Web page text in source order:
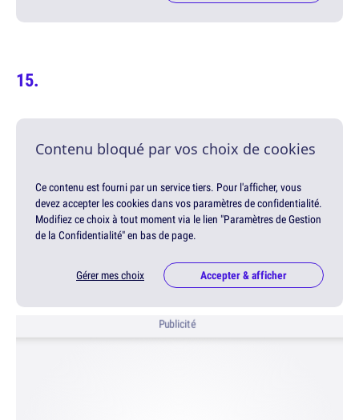
Contenu bloqué par vos choix de cookies
Ce contenu est fourni par un service tiers. Pour l'afficher, vous
devez accepter les cookies dans vos paramètres de confidentialité.
Modifiez ce choix à tout moment via le lien "Paramètres de Gestion
de la Confidentialité" en bas de page.
Gérer mes choix Accepter & afficher
Publicité